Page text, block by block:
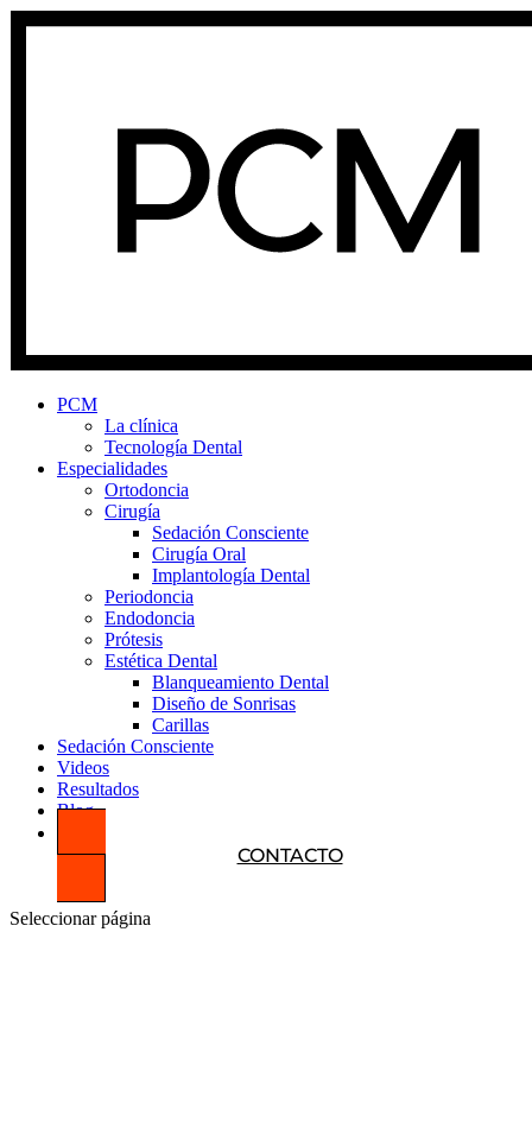
PCM
La clínica
Tecnología Dental
Especialidades
Ortodoncia
Cirugía
Sedación Consciente
Cirugía Oral
Implantología Dental
Periodoncia
Endodoncia
Prótesis
Estética Dental
Blanqueamiento Dental
Diseño de Sonrisas
Carillas
Sedación Consciente
Videos
Resultados
Blog
CONTACTO
Seleccionar página